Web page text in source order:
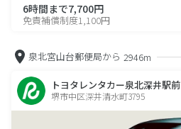
6時間まで7,700円
免責補償制度1,100円
泉北宮山台郵便局から 2946m
トヨタレンタカー泉北深井駅前
堺市中区深井清水町3795